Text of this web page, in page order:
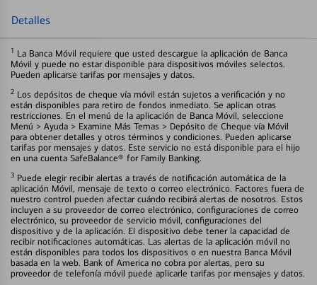
Detalles
1 La Banca Móvil requiere que usted descargue la aplicación de Banca
Móvil y puede no estar disponible para dispositivos móviles selectos.
Pueden aplicarse tarifas por mensajes y datos.
2 Los depósitos de cheque vía móvil están sujetos a verificación y no
están disponibles para retiro de fondos inmediato. Se aplican otras
restricciones. En el menú de la aplicación de Banca Móvil, seleccione
Menú > Ayuda > Examine Más Temas > Depósito de Cheque vía Móvil
para obtener detalles y otros términos y condiciones. Pueden aplicarse
tarifas por mensajes y datos. Este servicio no está disponible para el hijo
en una cuenta SafeBalance® for Family Banking.
3 Puede elegir recibir alertas a través de notificación automática de la
aplicación Móvil, mensaje de texto o correo electrónico. Factores fuera de
nuestro control pueden afectar cuándo recibirá alertas de nosotros. Estos
incluyen a su proveedor de correo electrónico, configuraciones de correo
electrónico, su proveedor de servicio móvil, configuraciones del
dispositivo y de la aplicación. El dispositivo debe tener la capacidad de
recibir notificaciones automáticas. Las alertas de la aplicación móvil no
están disponibles para todos los dispositivos o en nuestra Banca Móvil
basada en la web. Bank of America no cobra por alertas, pero su
proveedor de telefonía móvil puede aplicarle tarifas por mensajes y datos.